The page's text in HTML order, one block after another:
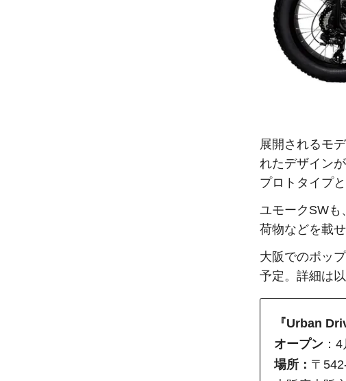
展開されるモ
れたデザイン
プロトタイプ
ユモークSWも
荷物などを載
大阪でのポッ
予定。詳細は
『Urban
オープン ：
場所： 〒